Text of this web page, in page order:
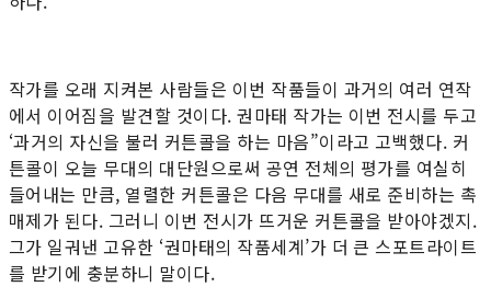
작가를 오래 지켜본 사람들은 이번 작품들이 과거의 여러 연작
에서 이어짐을 발견할 것이다. 권마태 작가는 이번 전시를 두고
‘과거의 자신을 불러 커튼콜을 하는 마음”이라고 고백했다. 커
튼콜이 오늘 무대의 대단원으로써 공연 전체의 평가를 여실히
들어내는 만큼, 열렬한 커튼콜은 다음 무대를 새로 준비하는 촉
매제가 된다. 그러니 이번 전시가 뜨거운 커튼콜을 받아야겠지.
그가 일궈낸 고유한 ‘권마태의 작품세계’가 더 큰 스포트라이트
를 받기에 충분하니 말이다.